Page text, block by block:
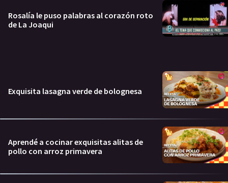
Rosalía le puso palabras al corazón roto
de La Joaqui
Exquisita lasagna verde de bolognesa
Aprendé a cocinar exquisitas alitas de
pollo con arroz primavera